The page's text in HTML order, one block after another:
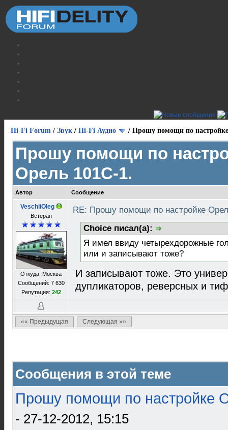
Hi-Fi Forum / Звук / Hi-Fi Аудио / Прошу помощи по
Прошу помощи по
Орель 101С-1.
Автор Сообщение
VeschiiOleg
Ветеран
Откуда: Москва
Сообщений: 7 630
Репутация: 242
RE: Прошу помощи по настройке
Choice писал(а):
Я имел ввиду четырехдорожные
или и записывают тоже?
И записывают тоже. Это
дупликаторов, реверсных и
«« Предыдущая Следующая »»
Сообщения в этой теме
Прошу помощи по настройке
- 27-12-2012, 15:15